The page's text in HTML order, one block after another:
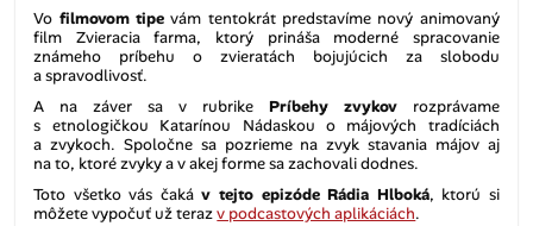
Vo filmovom tipe vám tentokrát predstavíme nový animovaný
film
Zvieracia farma, ktorý prináša moderné spracovanie
známeho príbehu o zvieratách bojujúcich za slobodu
a spravodlivosť.
A na záver sa v rubrike
Príbehy zvykov
rozprávame
s etnologičkou Katarínou Nádaskou o májových tradíciách
a zvykoch. Spoločne sa pozrieme na zvyk stavania májov aj
na to, ktoré zvyky a v akej forme sa zachovali dodnes.
Toto všetko vás čaká v tejto epizóde Rádia Hlboká, ktorú si
môžete vypočuť už terazv podcastových aplikáciách.